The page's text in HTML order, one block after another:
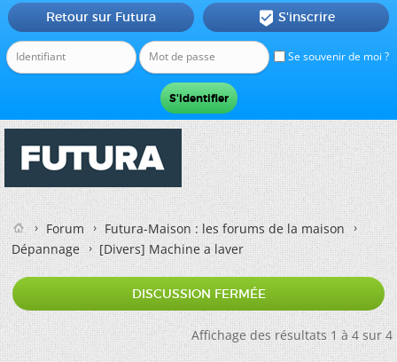
Se souvenir de moi ?
Retour sur Futura  S'inscrire
Forum
Futura-Maison : les forums de la maison
Dépannage
[Divers]Machine a laver
DISCUSSION FERMÉE
Affichage des résultats 1 à 4 sur 4